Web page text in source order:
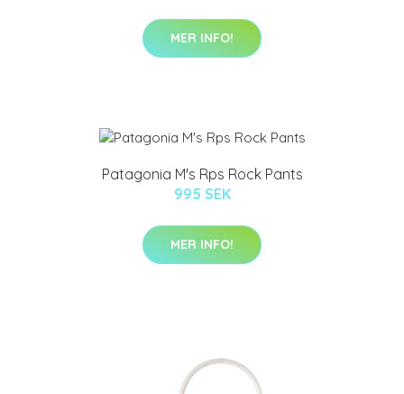
MER INFO!
Patagonia M's Rps Rock Pants
995 SEK
MER INFO!